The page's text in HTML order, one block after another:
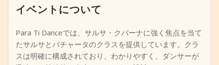
イベントについて
Para Ti Danceでは、サルサ・クバーナに強く焦点を当て
たサルサとバチャータのクラスを提供しています。クラ
スは明確に構成されており、わかりやすく、ダンサーが